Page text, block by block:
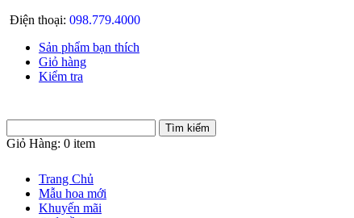
Điện thoại: 098.779.4000
Sản phẩm bạn thích
Giỏ hàng
Kiểm tra
Giỏ Hàng: 0 item
Trang Chủ
Mẫu hoa mới
Khuyến mãi